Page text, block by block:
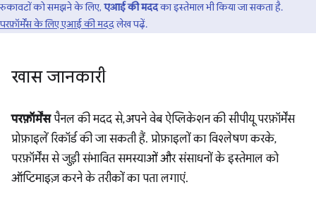
रुकावटों को समझने के लिए, एआई की मददका इस्तेमाल भी किया जा सकता है.
परफ़ॉर्मेंस के लिए एआई की मददलेख पढ़ें.
खास जानकारी
परफ़ॉर्मेंसपैनल की मदद से, अपने वेब ऐप्लिकेशन की सीपीयू परफ़ॉर्मेंस
प्रोफ़ाइलें रिकॉर्ड की जा सकती हैं. प्रोफ़ाइलों का विश्लेषण करके,
परफ़ॉर्मेंस से जुड़ी संभावित समस्याओं और संसाधनों के इस्तेमाल को
ऑप्टिमाइज़ करने के तरीकों का पता लगाएं.